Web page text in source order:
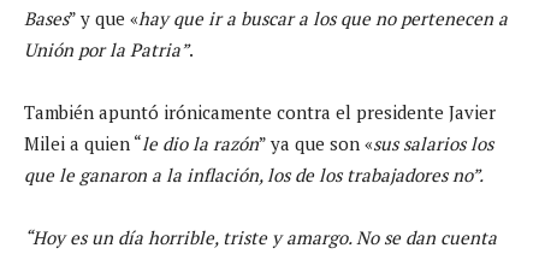
Bases” y que «hay que ir a buscar a los que no pertenecen a
Unión por la Patria”.
También apuntó irónicamente contra el presidente Javier
Milei a quien “le dio la razón” ya que son «sus salarios los
que le ganaron a la inflación, los de los trabajadores no”.
“Hoy es un día horrible, triste y amargo. No se dan cuenta